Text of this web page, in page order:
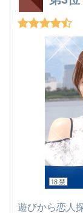
遊びから恋人